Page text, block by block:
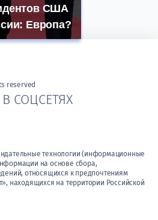
США
Европа?
СОЦСЕТЯХ
технологии (информационные
на основе сбора,
относящихся к предпочтениям
находящихся на территории Российской
reserved